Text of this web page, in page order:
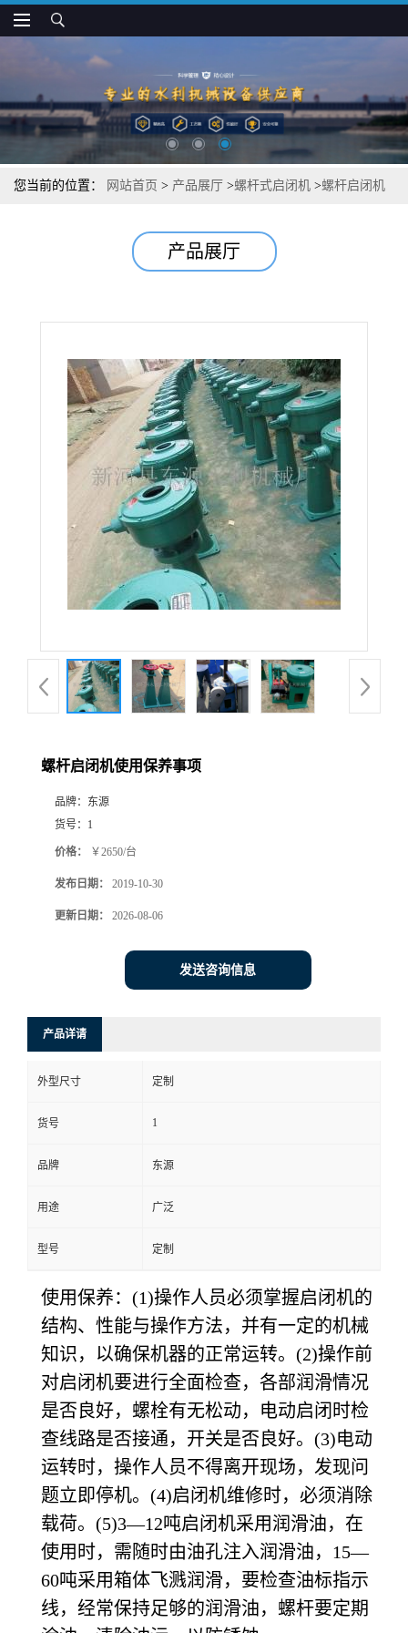
您当前的位置： 网站首页 > 产品展厅 >螺杆式启闭机 >螺杆启闭机
产品展厅
螺杆启闭机使用保养事项
品牌： 东源
货号： 1
价格： ￥2650/台
发布日期： 2019-10-30
更新日期： 2026-08-06
发送咨询信息
产品详请
外型尺寸 定制
货号 1
品牌 东源
用途 广泛
型号 定制
使用保养： (1)操作人员必须掌握启闭机的
结构、性能与操作方法，并有一定的机械
知识，以确保机器的正常运转。(2)操作前
对启闭机要进行全面检查，各部润滑情况
是否良好，螺栓有无松动，电动启闭时检
查线路是否接通，开关是否良好。(3)电动
运转时，操作人员不得离开现场，发现问
题立即停机。(4)启闭机维修时，必须消除
载荷。(5)3—12吨启闭机采用润滑油，在
使用时，需随时由油孔注入润滑油，15—
60吨采用箱体飞溅润滑，要检查油标指示
线，经常保持足够的润滑油，螺杆要定期